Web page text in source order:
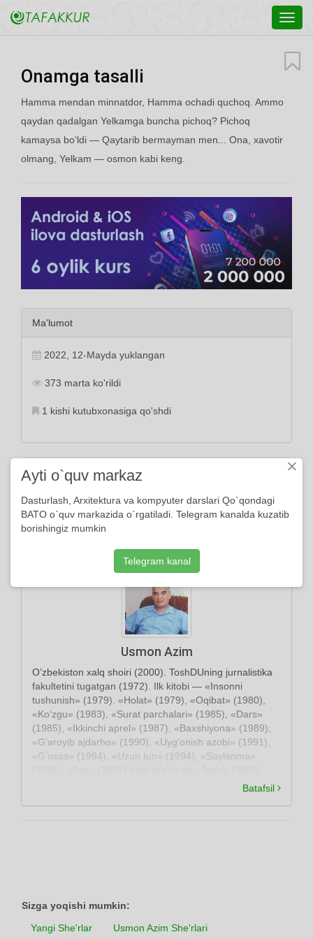
Onamga tasalli
Hamma mendan minnatdor, Hamma ochadi quchoq. Ammo
qaydan qadalgan Yelkamga buncha pichoq? Pichoq
kamaysa bo‘ldi — Qaytarib bermayman men... Ona, xavotir
olmang, Yelkam — osmon kabi keng.
Ma'lumot
2022, 12-Mayda yuklangan
373 marta ko'rildi
1 kishi kutubxonasiga qo'shdi
Tayanch tushunchalar:
Usmon Azim
O’zbekiston xalq shoiri (2000). ToshDUning jurnalistika
fakultetini tugatgan (1972). Ilk kitobi — «Insonni
tushunish» (1979). «Holat» (1979), «Oqibat» (1980),
«Ko‘zgu» (1983), «Surat parchalari» (1985), «Dars»
(1985), «Ikkinchi aprel» (1987), «Baxshiyona» (1989),
«G’aroyib ajdarho» (1990), «Uyg‘onish azobi» (1991),
«G’ussa» (1994), «Uzun tun» (1994), «Saylanma»
nasriy to‘plamlari nashr etilgan. Dramalar ham yozgan
Batafsil
Sizga yoqishi mumkin:
Yangi She'rlar
Usmon Azim She'rlari
×
Ayti o`quv markaz
Dasturlash, Arxitektura va kompyuter darslari Qo`qondagi
BATO o`quv markazida o`rgatiladi. Telegram kanalda kuzatib
borishingiz mumkin
Telegram kanal